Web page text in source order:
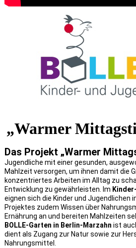
„Warmer
Das Projekt „Warmer
Jugendliche mit einer gesunden,
Mahlzeit versorgen, um ihnen damit die
konzentriertes Arbeiten im Alltag zu
Entwicklung zu gewährleisten. Im
eignen sich die Kinder und Jugendlichen
Projektes zudem Wissen über
Ernährung an und bereiten Mahlzeiten
BOLLE-Garten in Berlin-Marzahn ist
dient als Zugang zur Natur sowie zur
Nahrungsmittel.